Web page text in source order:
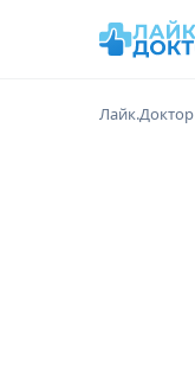
Лайк.Доктор